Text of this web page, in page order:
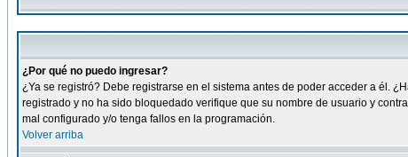
¿Por qué no puedo ingresar?
¿Ya se registró? Debe registrarse en el sistema antes de poder acceder a él.
registrado y no ha sido bloquedado verifique que su nombre de usuario y
mal configurado y/o tenga fallos en la programación.
Volver arriba